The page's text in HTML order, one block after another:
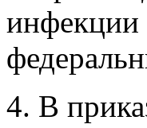
инфекции
4. В